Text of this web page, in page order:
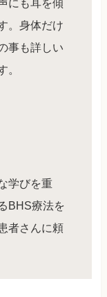
にも耳を傾
。身体だけ
事も詳しい
。
学びを重
BHS療法を
者さんに頼